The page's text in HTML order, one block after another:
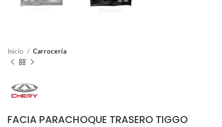
Inicio Carrocería
FACIA PARACHOQUE TRASERO TIGGO